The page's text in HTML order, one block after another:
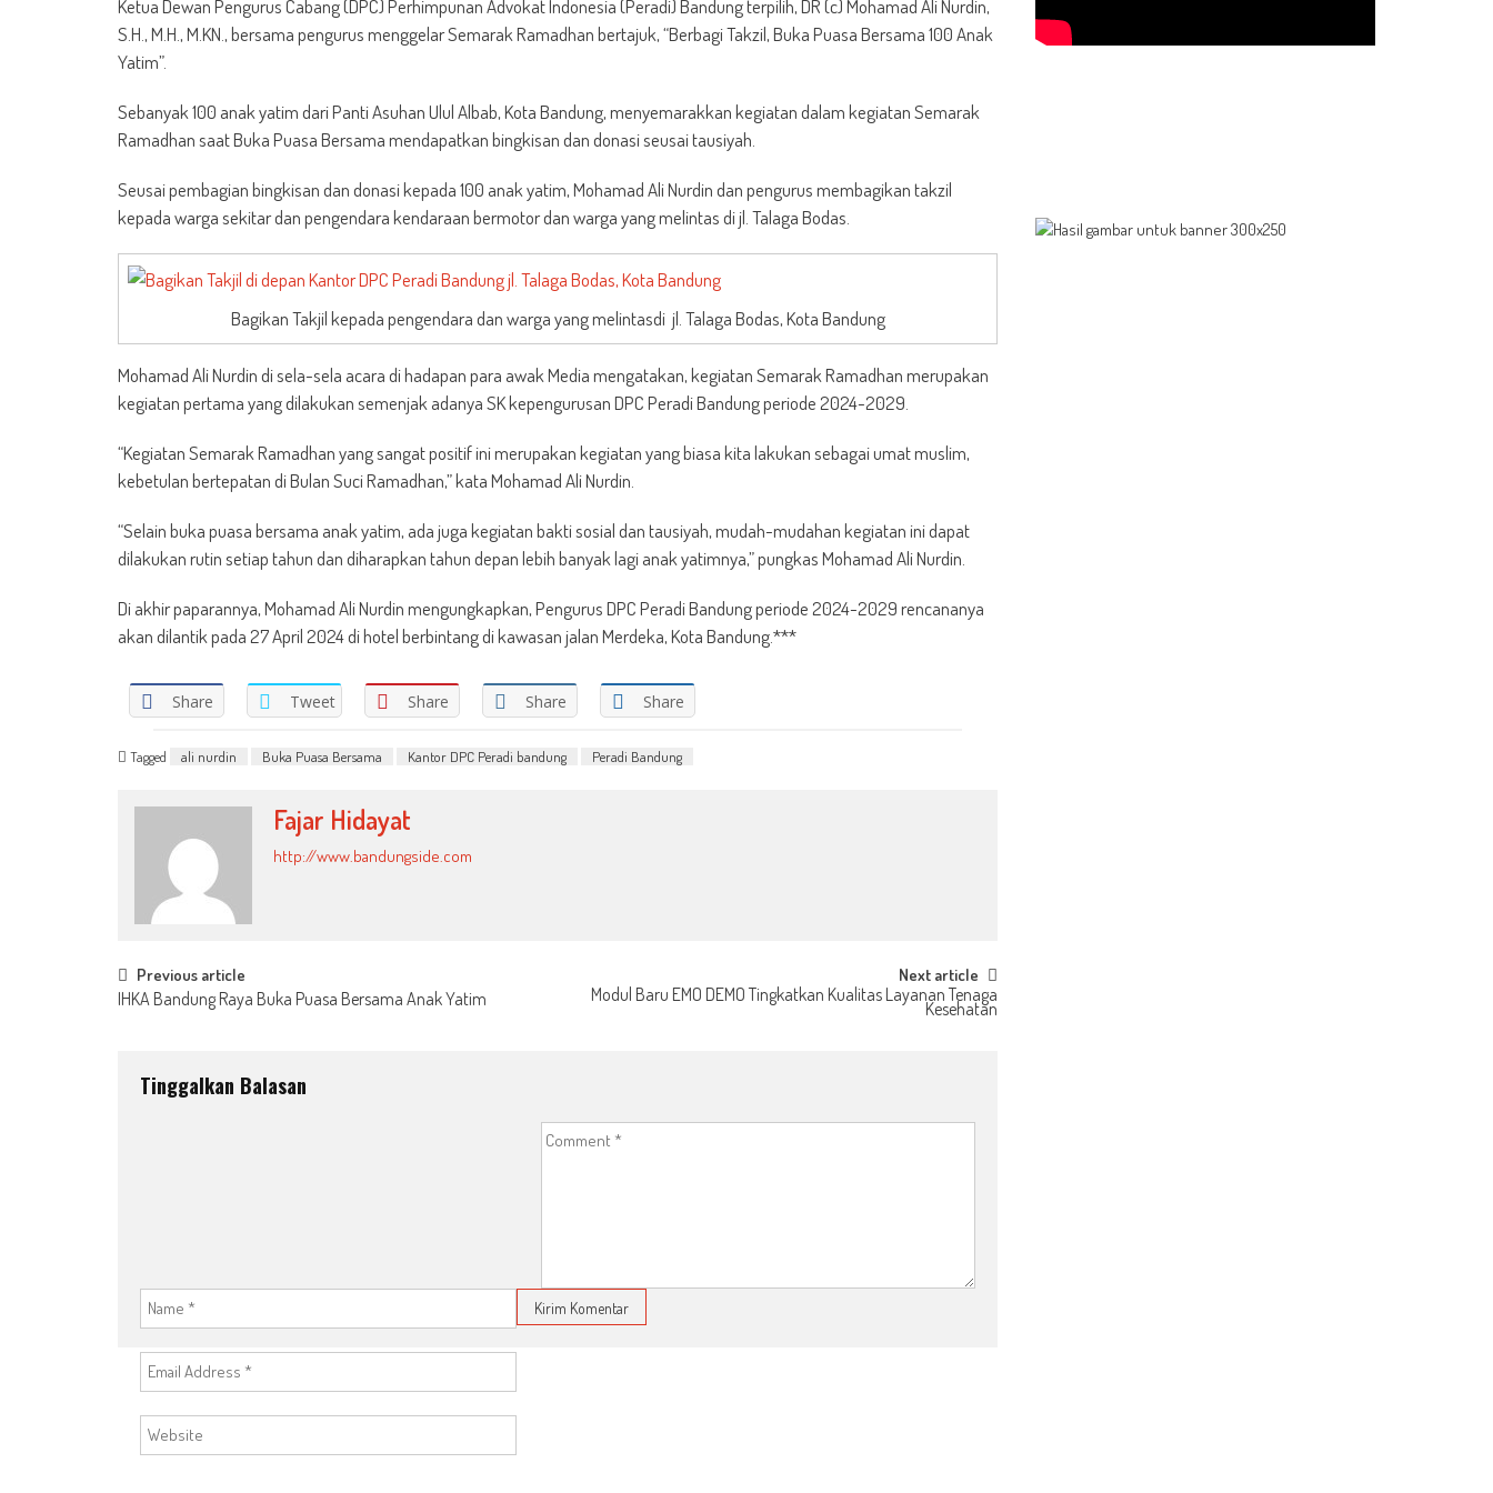
Ketua Dewan Pengurus Cabang (DPC) Perhimpunan Advokat Indonesia (Peradi) Bandung terpilih, DR (c) Mohamad Ali Nurdin,
S.H., M.H., M.KN., bersama pengurus menggelar Semarak Ramadhan bertajuk, “Berbagi Takzil, Buka Puasa Bersama 100 Anak
Yatim”.
Sebanyak 100 anak yatim dari Panti Asuhan Ulul Albab, Kota Bandung, menyemarakkan kegiatan dalam kegiatan Semarak
Ramadhan saat Buka Puasa Bersama mendapatkan bingkisan dan donasi seusai tausiyah.
Seusai pembagian bingkisan dan donasi kepada 100 anak yatim, Mohamad Ali Nurdin dan pengurus membagikan takzil
kepada warga sekitar dan pengendara kendaraan bermotor dan warga yang melintas di jl. Talaga Bodas.
Bagikan Takjil kepada pengendara dan warga yang melintasdi jl. Talaga Bodas, Kota Bandung
Mohamad Ali Nurdin di sela-sela acara di hadapan para awak Media mengatakan, kegiatan Semarak Ramadhan merupakan
kegiatan pertama yang dilakukan semenjak adanya SK kepengurusan DPC Peradi Bandung periode 2024-2029.
“Kegiatan Semarak Ramadhan yang sangat positif ini merupakan kegiatan yang biasa kita lakukan sebagai umat muslim,
kebetulan bertepatan di Bulan Suci Ramadhan,” kata Mohamad Ali Nurdin.
“Selain buka puasa bersama anak yatim, ada juga kegiatan bakti sosial dan tausiyah, mudah-mudahan kegiatan ini dapat
dilakukan rutin setiap tahun dan diharapkan tahun depan lebih banyak lagi anak yatimnya,” pungkas Mohamad Ali Nurdin.
Di akhir paparannya, Mohamad Ali Nurdin mengungkapkan, Pengurus DPC Peradi Bandung periode 2024-2029 rencananya
akan dilantik pada 27 April 2024 di hotel berbintang di kawasan jalan Merdeka, Kota Bandung.***
Share Tweet Share Share Share
Tagged ali nurdin Buka Puasa Bersama Kantor DPC Peradi bandung Peradi Bandung
Fajar Hidayat
http://www.bandungside.com
Post
navigation
Previous article
IHKA Bandung Raya Buka Puasa Bersama Anak Yatim
Next article
Modul Baru EMO DEMO Tingkatkan Kualitas Layanan Tenaga
Kesehatan
Tinggalkan Balasan